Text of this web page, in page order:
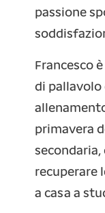
passione
Francesco
di pallavolo
primavera
secondaria,
recuperare
a casa a